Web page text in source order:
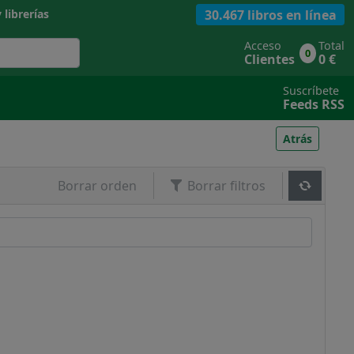
librerías 30.467 libros en línea
Acceso
Clientes 0 Total
0 €
Suscríbete
Feeds RSS
Atrás
Borrar orden Borrar filtros